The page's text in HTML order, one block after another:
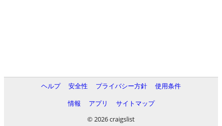
ヘルプ 安全性 プライバシー方針
使用条件
情報
アプリ
サイトマップ
© 2026 craigslist